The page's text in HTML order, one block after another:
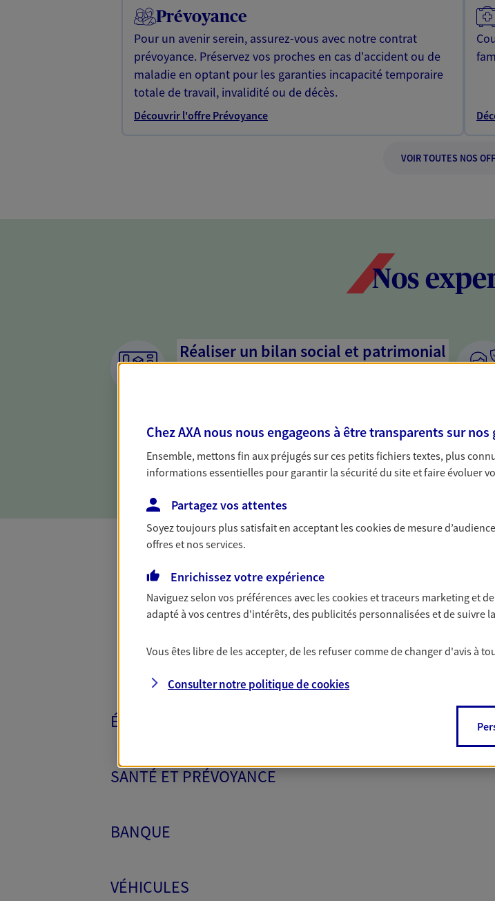
Prévoyance
Pour un avenir serein, assurez-vous avec notre contrat
prévoyance. Préservez vos proches en cas d'accident ou de
maladie en optant pour les garanties incapacité temporaire
totale de travail, invalidité ou de décès.
Découvrir l'offre Prévoyance
VOIR TOUTES NOS
Nos
Réaliser un bilan social et patrimonial
dresser un bilan complet de votre situation. Une analyse
solide pour vous formuler des conseils cohérents avec vos
besoins.
Toutes nos solutions AXA
PARTICULIERS
ÉPARGNE ET RETRAITE
SANTÉ ET PRÉVOYANCE
BANQUE
VÉHICULES
Chez AXA nous nous engageons à être transparents sur
Ensemble, mettons fin aux préjugés sur ces petits fichiers textes, plus
informations essentielles pour garantir la sécurité du site et faire évoluer
Partagez vos attentes
Soyez toujours plus satisfait en acceptant lescookiesde mesure
offres et nos services.
Enrichissez votre expérience
Naviguez selon vos préférences avec lescookies et traceurs marketing et
adapté à vos centres d'intérêts, des publicités personnalisées et de suivre
Vous êtes libre de les accepter, de les refuser comme de changer d'avis à
Consulter notre politique decookies